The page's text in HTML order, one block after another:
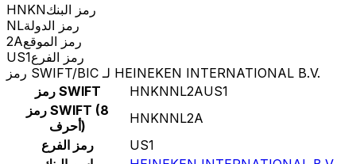
HNKNرمز البنك
NLرمز الدولة
2Aرمز الموقع
US1رمز الفرع
رمز SWIFT/BIC لـ HEINEKEN INTERNATIONAL B.V.
رمز SWIFT
HNKNNL2AUS1
رمز SWIFT (8
أحرف)
HNKNNL2A
رمز الفرع
US1